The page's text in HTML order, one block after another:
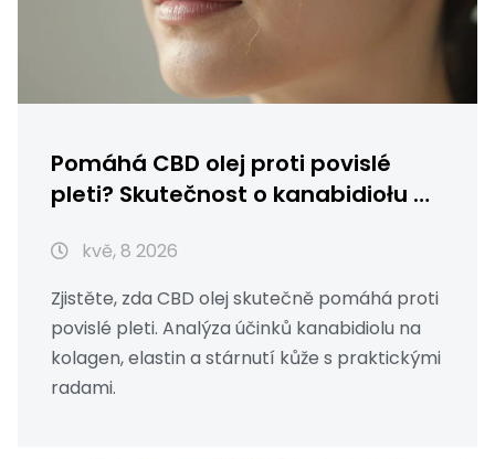
Pomáhá CBD olej proti povislé
pleti? Skutečnost o kanabidiołu a
kvě, 8 2026
Zjistěte, zda CBD olej skutečně pomáhá proti
povislé pleti. Analýza účinků kanabidiolu na
kolagen, elastin a stárnutí kůže s praktickými
radami.